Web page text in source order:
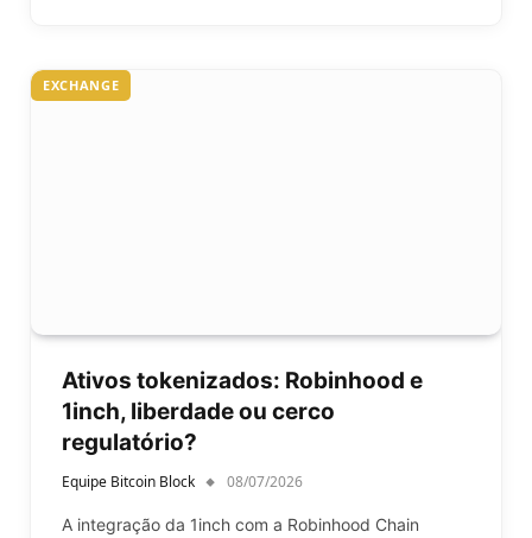
EXCHANGE
Ativos tokenizados: Robinhood e
1inch, liberdade ou cerco
regulatório?
Equipe Bitcoin Block 08/07/2026
A integração da 1inch com a Robinhood Chain